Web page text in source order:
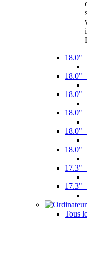
18.0"
18.0"
18.0"
18.0"
18.0"
18.0"
17.3"
17.3"
Tous